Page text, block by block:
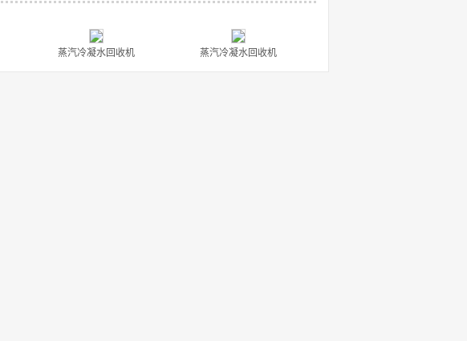
蒸汽冷凝水回收机 蒸汽冷凝水回收机